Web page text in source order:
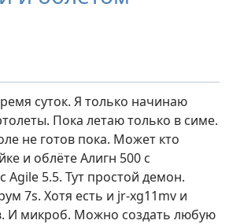
суток. Я только начинаю
Пока летаю только в симе.
не готов пока. Может кто
и облёте Алигн 500 с
Agile 5.5. Тут простой демон.
7s. Хотя есть и jr-xg11mv и
И микроб. Можно создать любую